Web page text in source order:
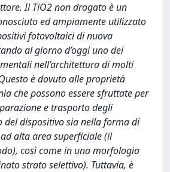
Il TiO2 non drogato è un
ed ampiamente utilizzato
fotovoltaici di nuova
al giorno d’oggi uno dei
nell’architettura di molti
è dovuto alle proprietà
che possono essere sfruttate per
e trasporto degli
del dispositivo sia nella forma di
alta area superficiale (il
così come in una morfologia
strato selettivo). Tuttavia, è